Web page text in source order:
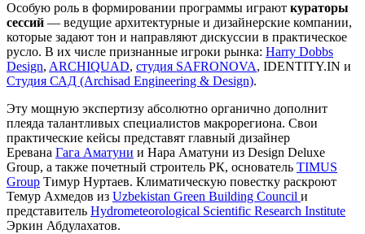
Особую роль в формировании программы играют кураторы
сессий — ведущие архитектурные и дизайнерские компании,
которые задают тон и направляют дискуссии в практическое
русло. В их числе признанные игроки рынка: Harry Dobbs
Design, ARCHIQUAD, студия SAFRONOVA, IDENTITY.IN и
Студия САД (Archisad Engineering & Design).
Эту мощную экспертизу абсолютно органично дополнит
плеяда талантливых специалистов макрорегиона. Свои
практические кейсы представят главный дизайнер
Еревана Гага Аматуни и Нара Аматуни из Design Deluxe
Group, а также почетный строитель РК, основатель TIMUS
Group Тимур Нуртаев. Климатическую повестку раскроют
Темур Ахмедов из Uzbekistan Green Building Council и
представитель Hydrometeorological Scientific Research Institute
Эркин Абдулахатов.